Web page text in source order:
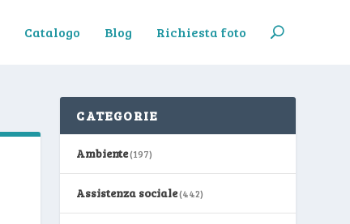
Catalogo Blog Richiesta foto
CATEGORIE
Ambiente(197)
Assistenza sociale(442)